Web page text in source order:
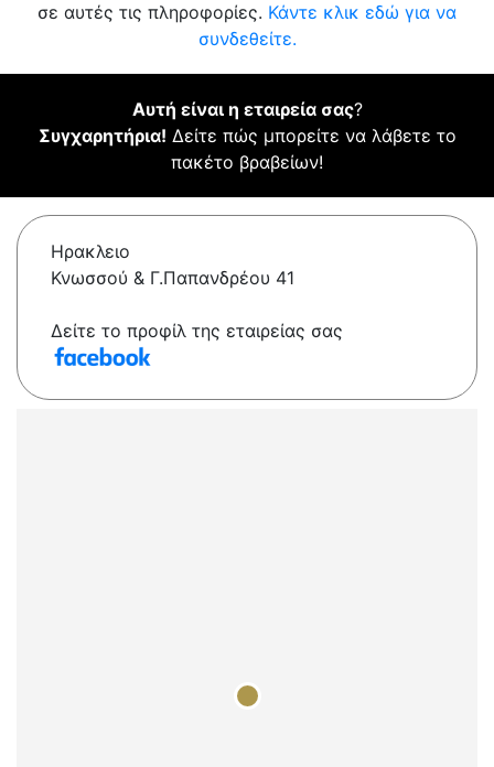
σε αυτές τις πληροφορίες. Κάντε κλικ εδώ για να
συνδεθείτε.
Αυτή είναι η εταιρεία σας?
Συγχαρητήρια! Δείτε πώς μπορείτε να λάβετε το
πακέτο βραβείων!
Ηρακλειο
Κνωσσού & Γ.Παπανδρέου 41
Δείτε το προφίλ της εταιρείας σας